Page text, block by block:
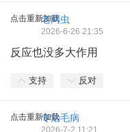
点击重新加载
老网虫
2026-6-26 21:35
反应也没多大作用
支持 反对
点击重新加载专治毛病
2026-7-2 11:21